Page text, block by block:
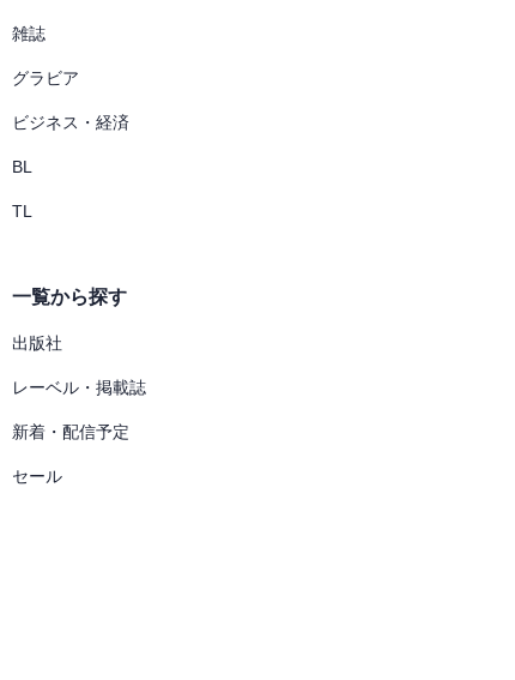
雑誌
グラビア
ビジネス・経済
BL
TL
一覧から探す
出版社
レーベル・掲載誌
新着・配信予定
セール